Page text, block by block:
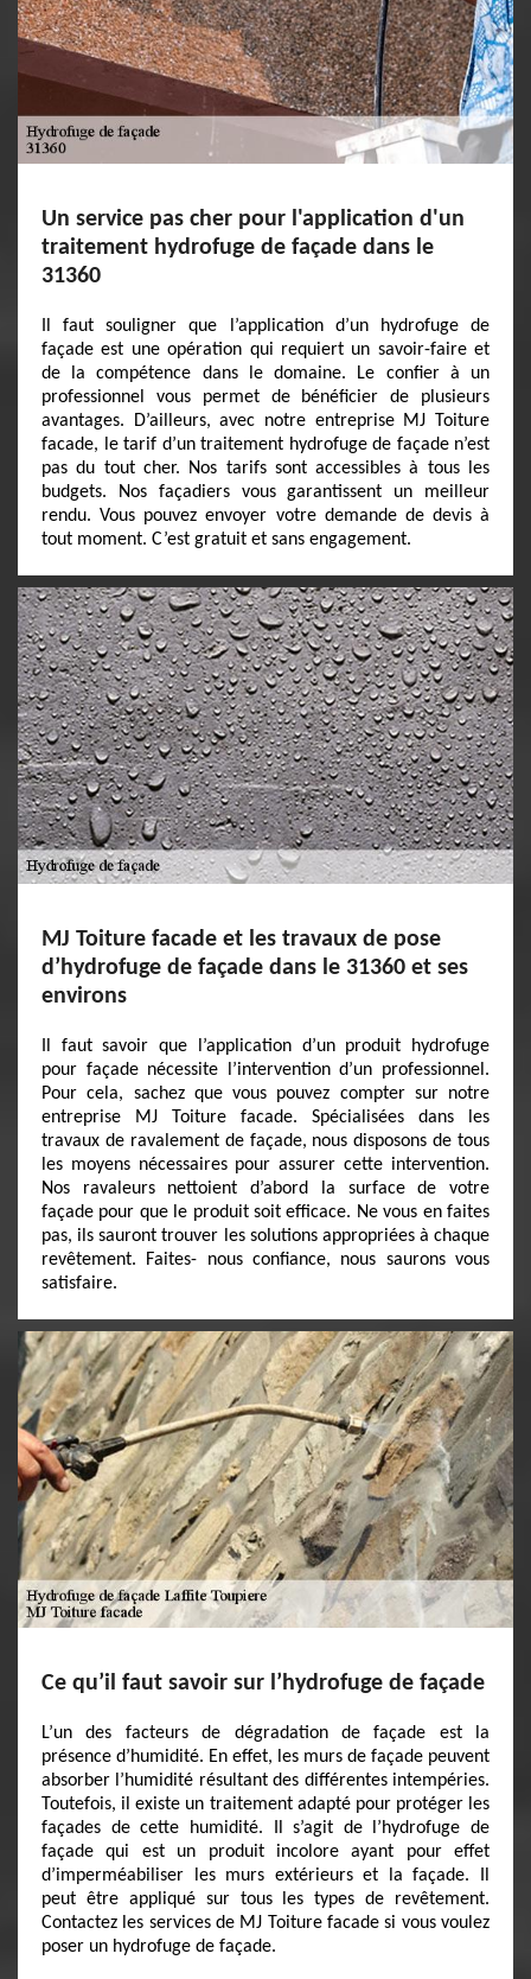
Un service pas cher pour l'application d'un
traitement hydrofuge de façade dans le
31360
Il faut souligner que l’application d’un hydrofuge de
façade est une opération qui requiert un savoir-faire et
de la compétence dans le domaine. Le confier à un
professionnel vous permet de bénéficier de plusieurs
avantages. D’ailleurs, avec notre entreprise MJ Toiture
facade, le tarif d’un traitement hydrofuge de façade n’est
pas du tout cher. Nos tarifs sont accessibles à tous les
budgets. Nos façadiers vous garantissent un meilleur
rendu. Vous pouvez envoyer votre demande de devis à
tout moment. C’est gratuit et sans engagement.
MJ Toiture facade et les travaux de pose
d’hydrofuge de façade dans le 31360 et ses
environs
Il faut savoir que l’application d’un produit hydrofuge
pour façade nécessite l’intervention d’un professionnel.
Pour cela, sachez que vous pouvez compter sur notre
entreprise MJ Toiture facade. Spécialisées dans les
travaux de ravalement de façade, nous disposons de tous
les moyens nécessaires pour assurer cette intervention.
Nos ravaleurs nettoient d’abord la surface de votre
façade pour que le produit soit efficace. Ne vous en faites
pas, ils sauront trouver les solutions appropriées à chaque
revêtement. Faites- nous confiance, nous saurons vous
satisfaire.
Ce qu’il faut savoir sur l’hydrofuge de façade
L’un des facteurs de dégradation de façade est la
présence d’humidité. En effet, les murs de façade peuvent
absorber l’humidité résultant des différentes intempéries.
Toutefois, il existe un traitement adapté pour protéger les
façades de cette humidité. Il s’agit de l’hydrofuge de
façade qui est un produit incolore ayant pour effet
d’imperméabiliser les murs extérieurs et la façade. Il
peut être appliqué sur tous les types de revêtement.
Contactez les services de MJ Toiture facade si vous voulez
poser un hydrofuge de façade.